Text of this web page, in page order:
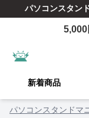
パソコンスタン
5,000
新着商品
パソコンスタンドマ